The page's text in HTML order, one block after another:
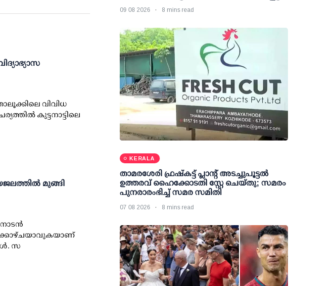
വിവിധ
കുട്ടനാട്ടിലെ
മുങ്ങി
സ
09 08 2026 8 mins read
KERALA
താമരശേരി ഫ്രഷ്കട്ട് പ്ലാന്റ് അടച്ചുപൂട്ടൽ
ഉത്തരവ് ഹൈക്കോടതി സ്റ്റേ ചെയ്തു; സമരം
പുനരാരംഭിച്ച് സമര സമിതി
07 08 2026 8 mins read